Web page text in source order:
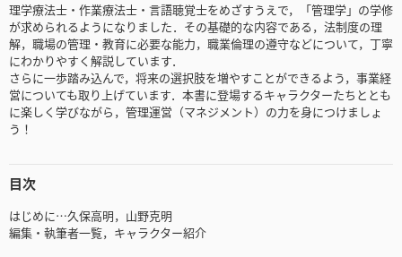
理学療法士・作業療法士・言語聴覚士をめざすうえで，「管理学」の学修
が求められるようになりました．その基礎的な内容である，法制度の理
解，職場の管理・教育に必要な能力，職業倫理の遵守などについて，丁寧
にわかりやすく解説しています．
さらに一歩踏み込んで，将来の選択肢を増やすことができるよう，事業経
営についても取り上げています．本書に登場するキャラクターたちととも
に楽しく学びながら，管理運営（マネジメント）の力を身につけましょ
う！
目次
はじめに…久保高明，山野克明
編集・執筆者一覧，キャラクター紹介